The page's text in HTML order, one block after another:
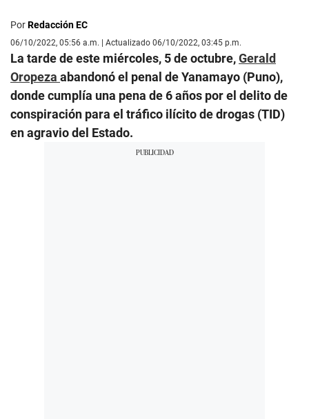
PorRedacción EC
06/10/2022, 05:56 a.m. | Actualizado 06/10/2022, 03:45 p.m.
La tarde de este miércoles, 5 de octubre,Gerald
Oropeza abandonó el penal de Yanamayo (Puno),
donde cumplía una pena de 6 años por el delito de
conspiración para el tráfico ilícito de drogas (TID)
en agravio del Estado.